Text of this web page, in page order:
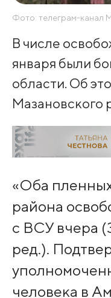
Фото: телеграм-канал
В числе
января были
области. Об
Мазановского
«Оба
района
с ВСУ вчера
ред.).
человека в